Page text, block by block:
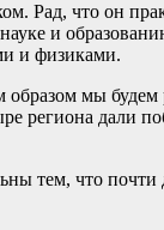
Рад, что он
и
и физиками.
мы
региона дали
тем, что почти